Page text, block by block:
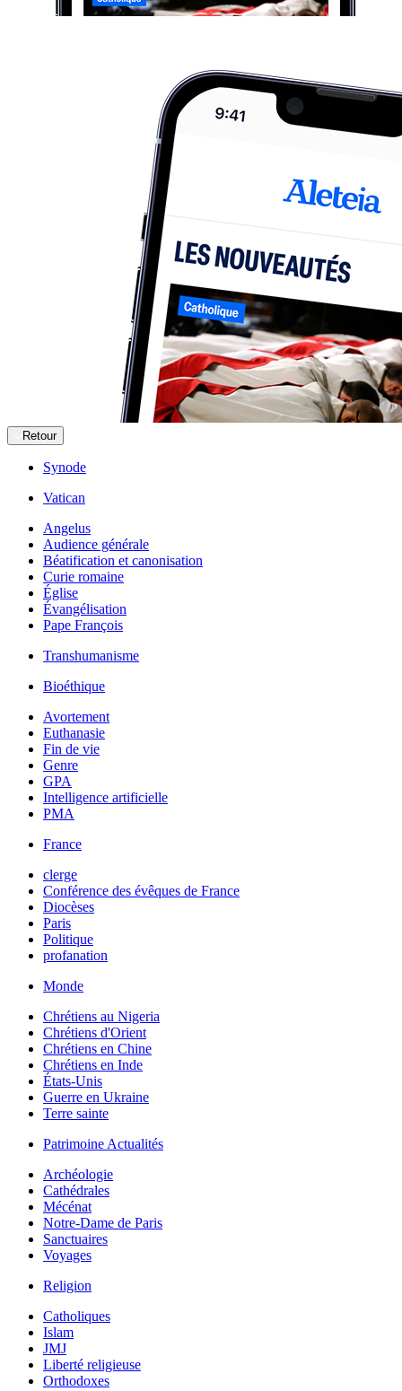
Retour
Synode
Vatican
Angelus
Audience générale
Béatification et canonisation
Curie romaine
Église
Évangélisation
Pape François
Transhumanisme
Bioéthique
Avortement
Euthanasie
Fin de vie
Genre
GPA
Intelligence artificielle
PMA
France
clerge
Conférence des évêques de France
Diocèses
Paris
Politique
profanation
Monde
Chrétiens au Nigeria
Chrétiens d'Orient
Chrétiens en Chine
Chrétiens en Inde
États-Unis
Guerre en Ukraine
Terre sainte
Patrimoine Actualités
Archéologie
Cathédrales
Mécénat
Notre-Dame de Paris
Sanctuaires
Voyages
Religion
Catholiques
Islam
JMJ
Liberté religieuse
Orthodoxes